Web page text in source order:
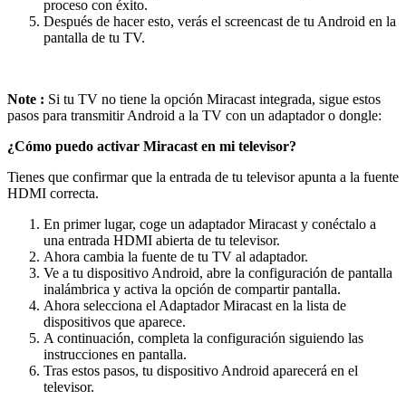
proceso con éxito.
Después de hacer esto, verás el screencast de tu Android en la
pantalla de tu TV.
Note : Si tu TV no tiene la opción Miracast integrada, sigue estos
pasos para transmitir Android a la TV con un adaptador o dongle:
¿Cómo puedo activar Miracast en mi televisor?
Tienes que confirmar que la entrada de tu televisor apunta a la fuente
HDMI correcta.
En primer lugar, coge un adaptador Miracast y conéctalo a
una entrada HDMI abierta de tu televisor.
Ahora cambia la fuente de tu TV al adaptador.
Ve a tu dispositivo Android, abre la configuración de pantalla
inalámbrica y activa la opción de compartir pantalla.
Ahora selecciona el Adaptador Miracast en la lista de
dispositivos que aparece.
A continuación, completa la configuración siguiendo las
instrucciones en pantalla.
Tras estos pasos, tu dispositivo Android aparecerá en el
televisor.